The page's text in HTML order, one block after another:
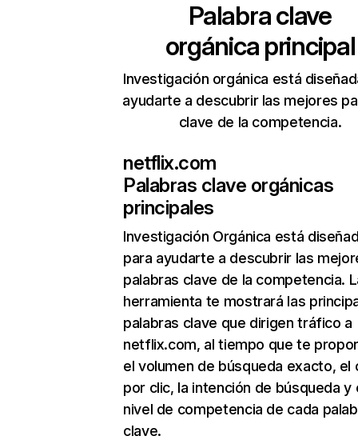
Palabra clave
orgánica principal
Investigación orgánica está
ayudarte a descubrir las mejores
clave de la competencia.
netflix.com
Palabras clave orgánicas
principales
Investigación Orgánica está
para ayudarte a descubrir las
palabras clave de la competencia.
herramienta te mostrará las
palabras clave que dirigen tráfico a
netflix.com, al tiempo que te
el volumen de búsqueda exacto, el
por clic, la intención de búsqueda y
nivel de competencia de cada
clave.